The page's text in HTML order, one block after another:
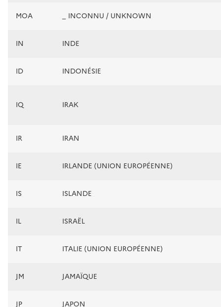
MOA _ INCONNU / UNKNOWN
IN INDE
ID INDONÉSIE
IQ IRAK
IR IRAN
IE IRLANDE (UNION EUROPÉENNE)
IS ISLANDE
IL ISRAËL
IT ITALIE (UNION EUROPÉENNE)
JM JAMAÏQUE
JP JAPON